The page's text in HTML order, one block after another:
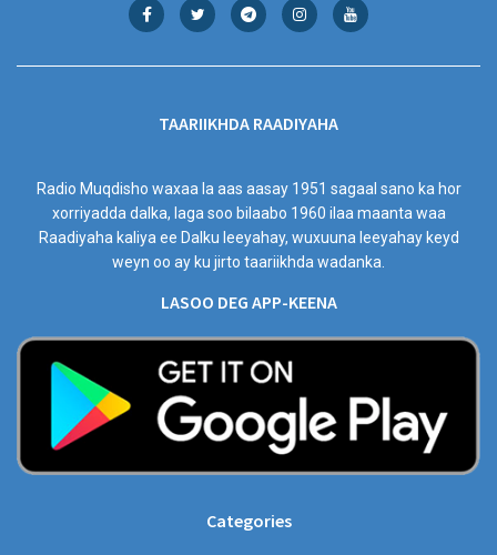
TAARIIKHDA RAADIYAHA
Radio Muqdisho waxaa la aas aasay 1951 sagaal sano ka hor
xorriyadda dalka, laga soo bilaabo 1960 ilaa maanta waa
Raadiyaha kaliya ee Dalku leeyahay, wuxuuna leeyahay keyd
weyn oo ay ku jirto taariikhda wadanka.
LASOO DEG APP-KEENA
Categories